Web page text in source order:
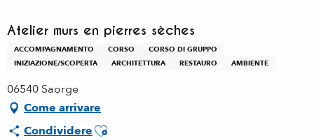
Atelier murs en pierres sèches
ACCOMPAGNAMENTO CORSO
CORSO DI GRUPPO
INIZIAZIONE/SCOPERTA
ARCHITETTURA RESTAURO AMBIENTE
06540 Saorge
Come arrivare
CondividereAjouter aux favoris